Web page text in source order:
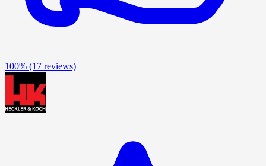
100% (17 reviews)